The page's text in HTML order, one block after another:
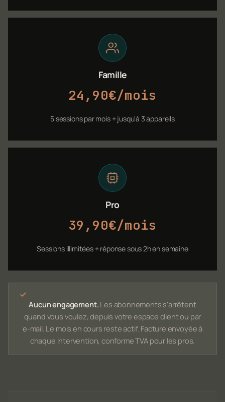
Famille
24,90€/mois
5 sessions par mois + jusqu'à 3 appareils
Pro
39,90€/mois
Sessions illimitées + réponse sous 2h en semaine
Aucun engagement. Les abonnements s'arrêtent
quand vous voulez, depuis votre espace client ou par
e-mail. Le mois en cours reste actif. Facture envoyée à
chaque intervention, conforme TVA pour les pros.